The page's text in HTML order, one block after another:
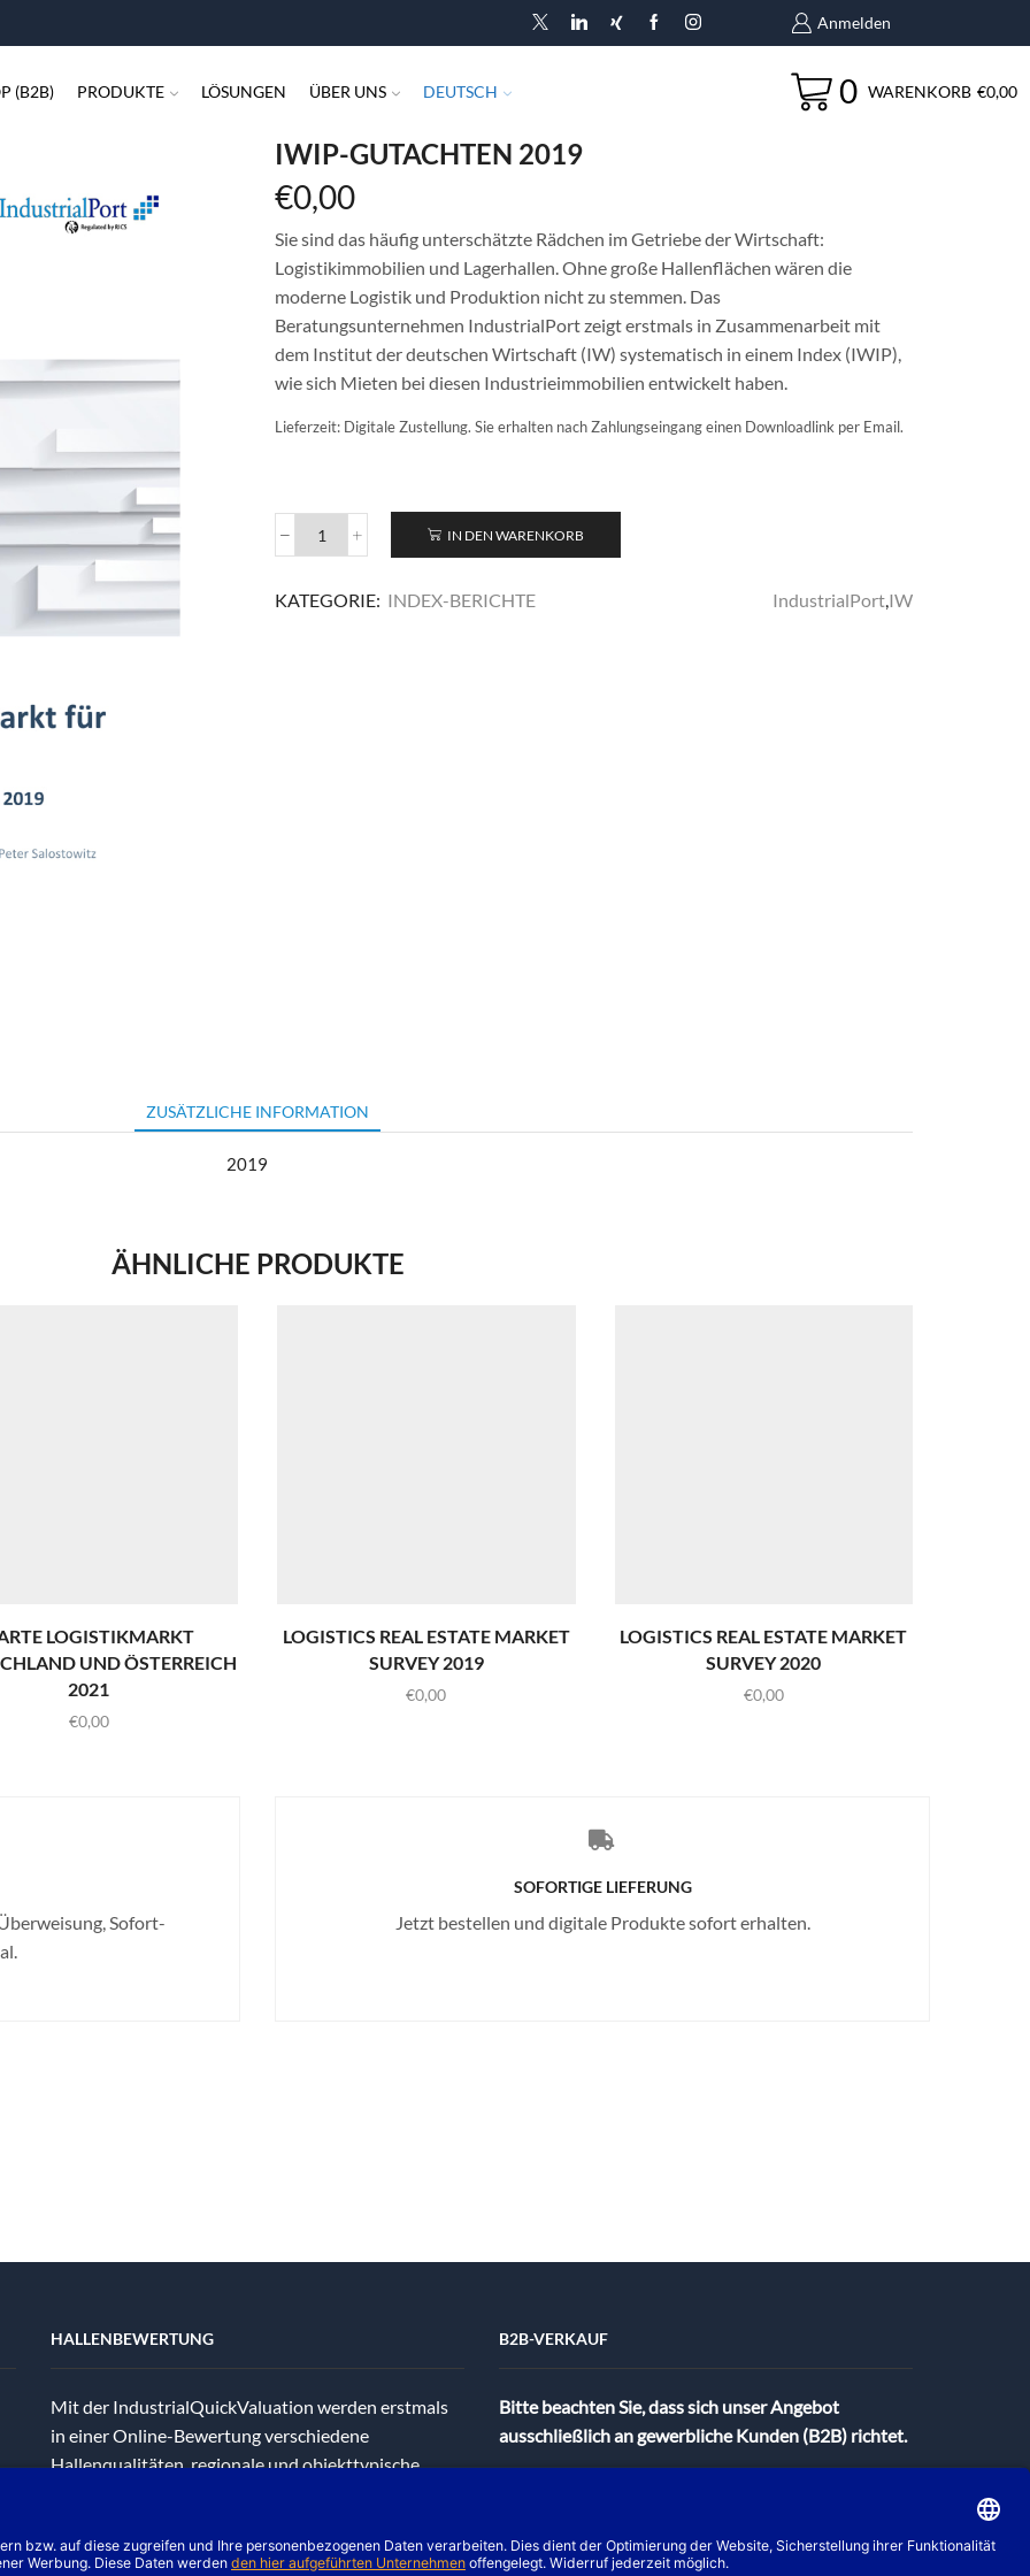
Anmelden
(B2B) PRODUKTE LÖSUNGEN ÜBER UNS DEUTSCH 0 WARENKORB €0,00
IWIP-GUTACHTEN 2019
€0,00
Sie sind das häufig unterschätzte Rädchen im Getriebe der Wirtschaft:
Logistikimmobilien und Lagerhallen. Ohne große Hallenflächen wären die
moderne Logistik und Produktion nicht zu stemmen. Das
Beratungsunternehmen IndustrialPort zeigt erstmals in Zusammenarbeit mit
dem Institut der deutschen Wirtschaft (IW) systematisch in einem Index (IWIP),
wie sich Mieten bei diesen Industrieimmobilien entwickelt haben.
Lieferzeit: Digitale Zustellung. Sie erhalten nach Zahlungseingang einen Downloadlink per Email.
IWIP-
2019
Menge
IN DEN WARENKORB
IndustrialPort,IW
KATEGORIE: INDEX-BERICHTE
ZUSÄTZLICHE INFORMATION
2019
ÄHNLICHE PRODUKTE
LOGISTIKMARKT
UND ÖSTERREICH
2021
€0,00
LOGISTICS REAL ESTATE MARKET
SURVEY 2019
€0,00
LOGISTICS REAL ESTATE MARKET
SURVEY 2020
€0,00
Sofort-
SOFORTIGE LIEFERUNG
Jetzt bestellen und digitale Produkte sofort erhalten.
HALLENBEWERTUNG
Mit der IndustrialQuickValuation werden erstmals
in einer Online-Bewertung verschiedene
Hallenqualitäten, regionale und objekttypische
berücksichtigt.Zum Produkt
B2B-VERKAUF
Bitte beachten Sie, dass sich unser Angebot
ausschließlich an gewerbliche Kunden (B2B) richtet.
Rodergasse 15
D-65510 Idstein